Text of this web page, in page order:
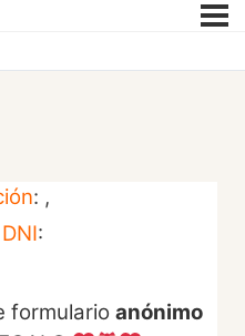
: ,
DNI:
formulario anónimo